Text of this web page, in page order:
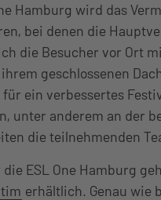
Hamburg wird das
bei denen die
die Besucher vor Ort
geschlossenen
für ein verbessertes
unter anderem an der
die teilnehmenden
ESL One Hamburg
erhältlich. Genau wie